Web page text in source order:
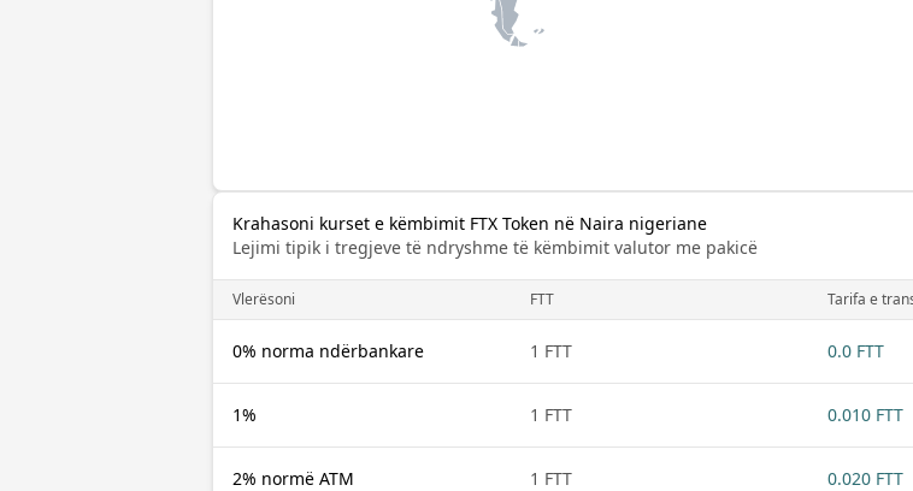
Krahasoni kurset e këmbimit FTX Token në Naira nigeriane
Lejimi tipik i tregjeve të ndryshme të këmbimit valutor me pakicë
Vlerësoni FTT Tarifa e
0% norma ndërbankare 1 FTT 0.0 FTT
1% 1 FTT 0.010 FTT
2% normë ATM 1 FTT 0.020 FTT